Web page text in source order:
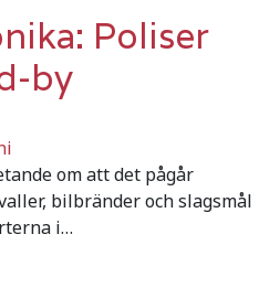
Poliser
by
om att det pågår
bilbränder och slagsmål
i…